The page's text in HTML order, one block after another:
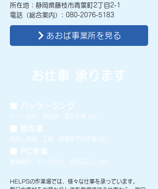
所在地 : 静岡県藤枝市青葉町2丁目2-1​
​電話（総合案内）: 080-2076-5183
あおば事業所を見る
お仕事 承ります
■ ​パッケージング
セット組み・箱詰め・発送作業 etc.
■ 軽作業
​検品、清掃、工場・農場等での作業 etc.
■ PC作業
動画制作、データ入力、文字起こし etc.
HELPSの作業場では、様々な仕事を承っています。